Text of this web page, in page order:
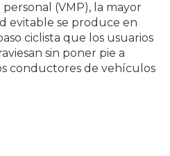
(VMP), la mayor
evitable se produce en
ciclista que los usuarios
sin poner pie a
conductores de vehículos